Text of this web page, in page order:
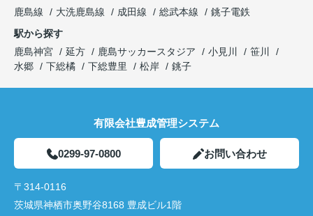
鹿島線
大洗鹿島線 成田線 総武本線
銚子電鉄
駅から探す
鹿島神宮
延方 鹿島サッカースタジア 小見川
笹川
水郷
下総橘 下総豊里 松岸 銚子
有限会社豊成管理システム
0299-97-0800 お問い合わせ
〒314-0116
茨城県神栖市奥野谷8168 豊成ビル1階